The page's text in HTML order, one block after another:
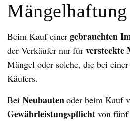
Beim Kauf einer gebrauchten
der Verkäufer nur für versteckte
Mängel oder solche, die bei
Käufers.
Bei Neubauten oder beim Kauf
Gewährleistungspflicht von fünf